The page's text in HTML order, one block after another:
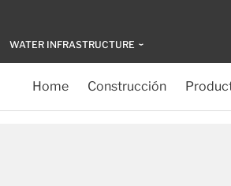
WATER INFRASTRUCTURE
Home Construcción